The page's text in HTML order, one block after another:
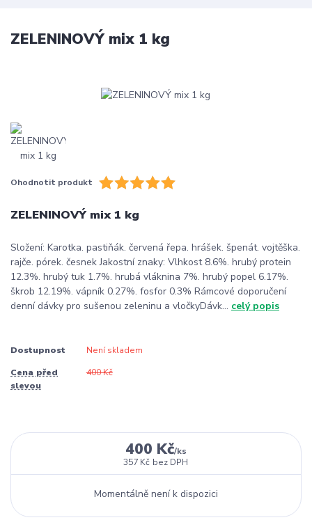
ZELENINOVÝ mix 1 kg
Ohodnotit produkt
ZELENINOVÝ mix 1 kg
Složení: Karotka. pastiňák. červená řepa. hrášek. špenát. vojtěška.
rajče. pórek. česnek Jakostní znaky: Vlhkost 8.6%. hrubý protein
12.3%. hrubý tuk 1.7%. hrubá vláknina 7%. hrubý popel 6.17%.
škrob 12.19%. vápník 0.27%. fosfor 0.3% Rámcové doporučení
denní dávky pro sušenou zeleninu a vločkyDávk... celý popis
Dostupnost Není skladem
Cena před
slevou
400 Kč
400 Kč/ks
357 Kč bez DPH
Momentálně není k dispozici